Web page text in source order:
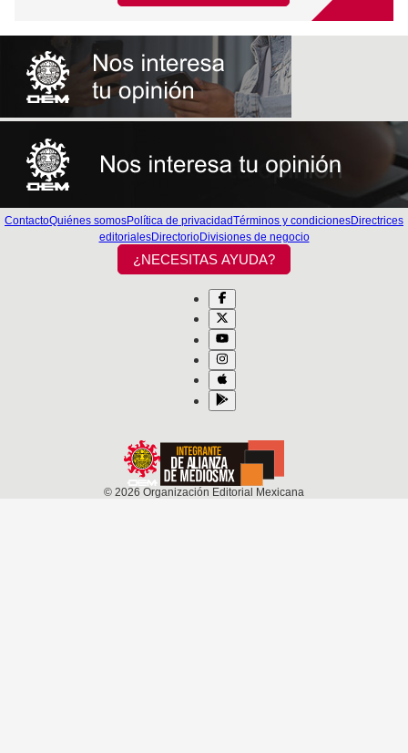
ContactoQuiénes somosPolítica de privacidadTérminos y condicionesDirectrices
editorialesDirectorioDivisiones de negocio
¿NECESITAS AYUDA?
© 2026 Organización Editorial Mexicana